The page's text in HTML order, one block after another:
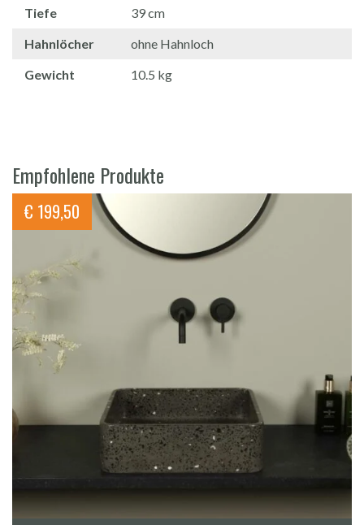
Tiefe
39 cm
Hahnlöcher
ohne Hahnloch
Gewicht
10.5 kg
Empfohlene Produkte
€ 199,50